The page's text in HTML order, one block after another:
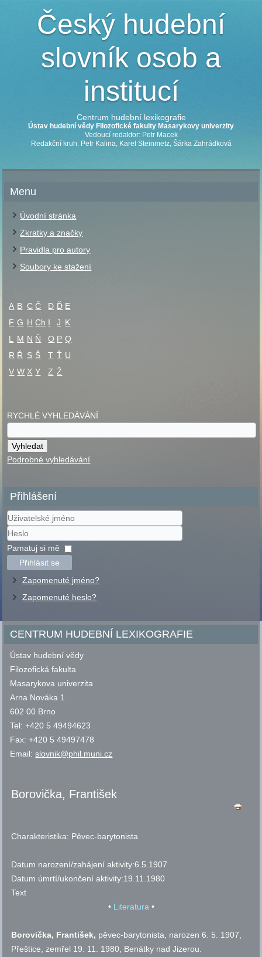
Český hudební
slovník osob a
institucí
Centrum hudební lexikografie
Ústav hudební vědy Filozofické fakulty Masarykovy univerzity
Vedoucí redaktor: Petr Macek
Redakční kruh: Petr Kalina, Karel Steinmetz, Šárka Zahrádková
Menu
Úvodní stránka
Zkratky a značky
Pravidla pro autory
Soubory ke stažení
A B C Č D Ď E
F G H Ch I J K
L
M N Ň O P Q
R Ř S Š T Ť U
V W X Y Z Ž
RYCHLÉ VYHLEDÁVÁNÍ
Podrobné vyhledávání
Přihlášení
Uživatelské
jméno
Heslo
Pamatuj si mě
Přihlásit se
Zapomenuté jméno?
Zapomenuté heslo?
CENTRUM HUDEBNÍ LEXIKOGRAFIE
Ústav hudební vědy
Filozofická fakulta
Masarykova univerzita
Arna Nováka 1
602 00 Brno
Tel: +420 5 49494623
Fax: +420 5 49497478
Email:slovnik@phil.muni.cz
Borovička, František
Charakteristika: Pěvec-barytonista
Datum narození/zahájení aktivity:6.5.1907
Datum úmrtí/ukončení aktivity:19.11.1980
Text
• Literatura•
Borovička, František, pěvec-barytonista, narozen 6. 5. 1907,
Přeštice, zemřel 19. 11. 1980, Benátky nad Jizerou.